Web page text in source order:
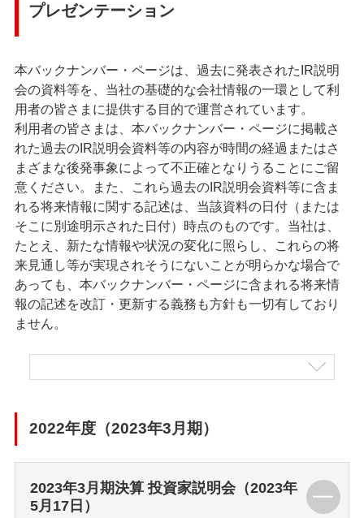
プレゼンテーション
本バックナンバー・ページは、過去に発表されたIR説明
会の資料等を、当社の基礎的な会社情報の一環として利
用者の皆さまに提供する目的で運営されています。
利用者の皆さまは、本バックナンバー・ページに掲載さ
れた過去のIR説明会資料等の内容が時間の経過またはさ
まざまな後発事象によって不正確となりうることにご留
意ください。また、これら過去のIR説明会資料等に含ま
れる将来情報に関する記述は、当該資料の日付（または
そこに別途明示された日付）時点のものです。当社は、
たとえ、新たな情報や状況の変化に照らし、これらの将
来見通し等が実現されそうにないことが明らかな場合で
あっても、本バックナンバー・ページに含まれる将来情
報の記述を改訂・更新する義務も方針も一切有しており
ません。
2022年度（2023年3月期）
2023年3月期決算 投資家説明会（2023年
5月17日）